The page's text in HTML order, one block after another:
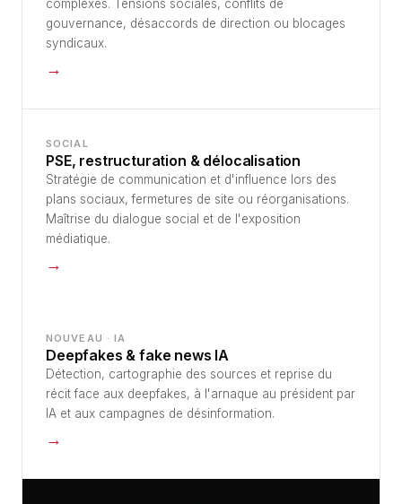
complexes. Tensions sociales, conflits de
gouvernance, désaccords de direction ou blocages
syndicaux.
→
SOCIAL
PSE, restructuration & délocalisation
Stratégie de communication et d'influence lors des
plans sociaux, fermetures de site ou réorganisations.
Maîtrise du dialogue social et de l'exposition
médiatique.
→
NOUVEAU · IA
Deepfakes & fake news IA
Détection, cartographie des sources et reprise du
récit face aux deepfakes, à l'arnaque au président par
IA et aux campagnes de désinformation.
→